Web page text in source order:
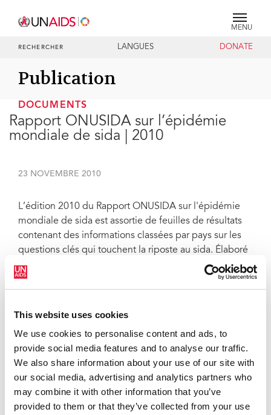
This website uses cookies
We use cookies to personalise content and ads, to
provide social media features and to analyse our traffic.
We also share information about your use of our site with
our social media, advertising and analytics partners who
may combine it with other information that you’ve
provided to them or that they’ve collected from your use
MENU
RECHERCHER LANGUES DONATE
Publication
DOCUMENTS
Rapport ONUSIDA sur l’épidémie
mondiale de sida | 2010
23 NOVEMBRE 2010
L’édition 2010 du Rapport ONUSIDA sur l'épidémie
mondiale de sida est assortie de feuilles de résultats
contenant des informations classées par pays sur les
questions clés qui touchent la riposte au sida. Élaboré
à partir des données les plus récentes provenant de
182 pays, cet ouvrage de référence mondial propose
de 60 pays.